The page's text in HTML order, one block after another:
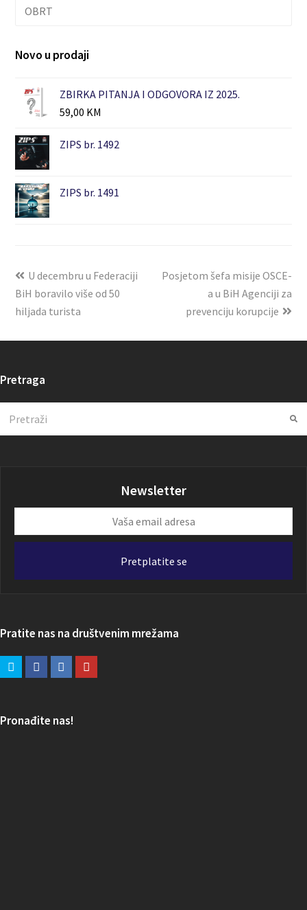
OBRT
Novo u prodaji
ZBIRKA PITANJA I ODGOVORA IZ 2025.
59,00 KM
ZIPS br. 1492
ZIPS br. 1491
U decembru u Federaciji
BiH boravilo više od 50
hiljada turista
Posjetom šefa misije OSCE-
a u BiH Agenciji za
prevenciju korupcije
Pretraga
Newsletter
email
Pretplatite se
Pratite nas na društvenim mrežama
Pronađite nas!